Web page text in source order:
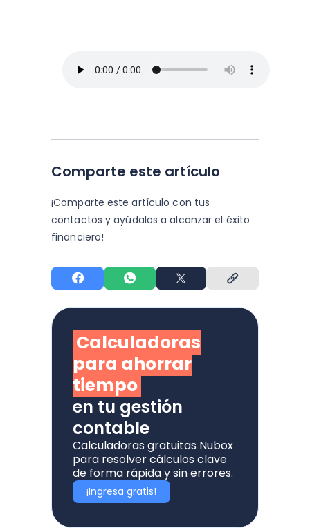
Comparte este artículo
¡Comparte este artículo con tus
contactos y ayúdalos a alcanzar el éxito
financiero!
Calculadoras
para ahorrar
tiempo
en tu gestión
contable
Calculadoras gratuitas Nubox
para resolver cálculos clave
de forma rápida y sin errores.
¡Ingresa gratis!